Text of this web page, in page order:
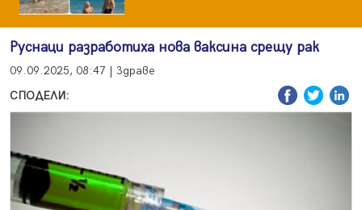
Руснаци разработиха нова ваксина срещу рак
09.09.2025, 08:47 | Здраве
СПОДЕЛИ: